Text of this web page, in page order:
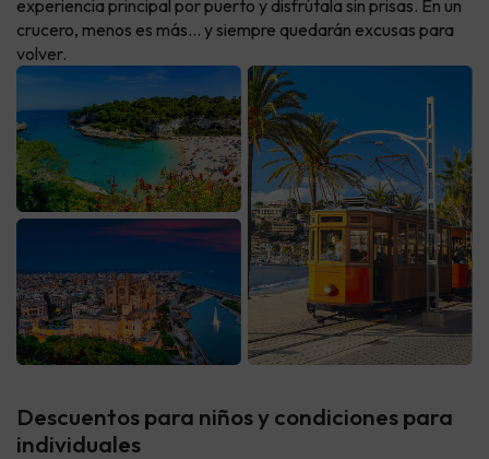
experiencia principal por puerto y disfrútala sin prisas. En un
crucero, menos es más… y siempre quedarán excusas para
volver.
Descuentos para niños y condiciones para
individuales